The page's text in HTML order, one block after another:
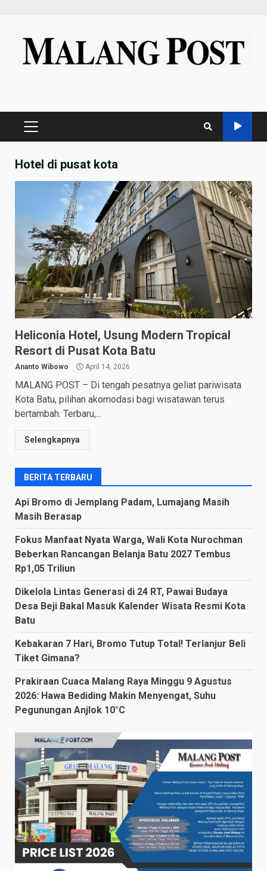
content
PRIMARY
Hotel di pusat kota
Heliconia Hotel, Usung Modern Tropical
Resort di Pusat Kota Batu
Ananto Wibowo April 14, 2026
MALANG POST – Di tengah pesatnya geliat pariwisata
Kota Batu, pilihan akomodasi bagi wisatawan terus
bertambah. Terbaru,...
Selengkapnya
BERITA TERBARU
Api Bromo di Jemplang Padam, Lumajang Masih
Masih Berasap
Fokus Manfaat Nyata Warga, Wali Kota Nurochman
Beberkan Rancangan Belanja Batu 2027 Tembus
Rp1,05 Triliun
Dikelola Lintas Generasi di 24 RT, Pawai Budaya
Desa Beji Bakal Masuk Kalender Wisata Resmi Kota
Batu
Kebakaran 7 Hari, Bromo Tutup Total! Terlanjur Beli
Tiket Gimana?
Prakiraan Cuaca Malang Raya Minggu 9 Agustus
2026: Hawa Bediding Makin Menyengat, Suhu
Pegunungan Anjlok 10°C